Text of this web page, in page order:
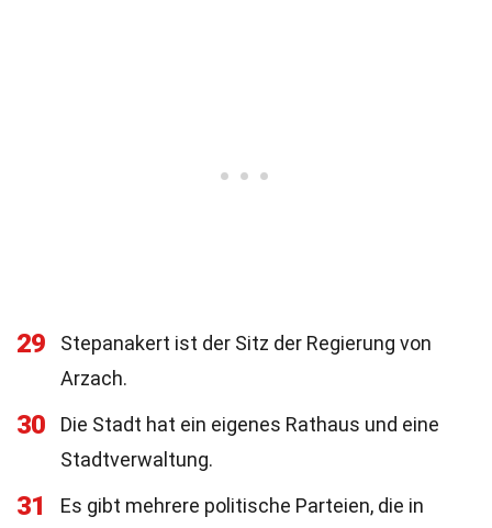
29
Stepanakert ist der Sitz der Regierung von
Arzach.
30
Die Stadt hat ein eigenes Rathaus und eine
Stadtverwaltung.
31
Es gibt mehrere politische Parteien, die in